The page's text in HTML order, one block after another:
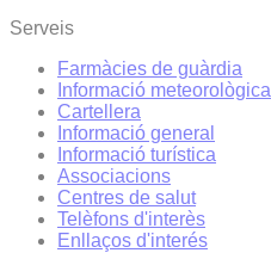
Serveis
Farmàcies de guàrdia
Informació meteorològica
Cartellera
Informació general
Informació turística
Associacions
Centres de salut
Telèfons d'interès
Enllaços d'interés